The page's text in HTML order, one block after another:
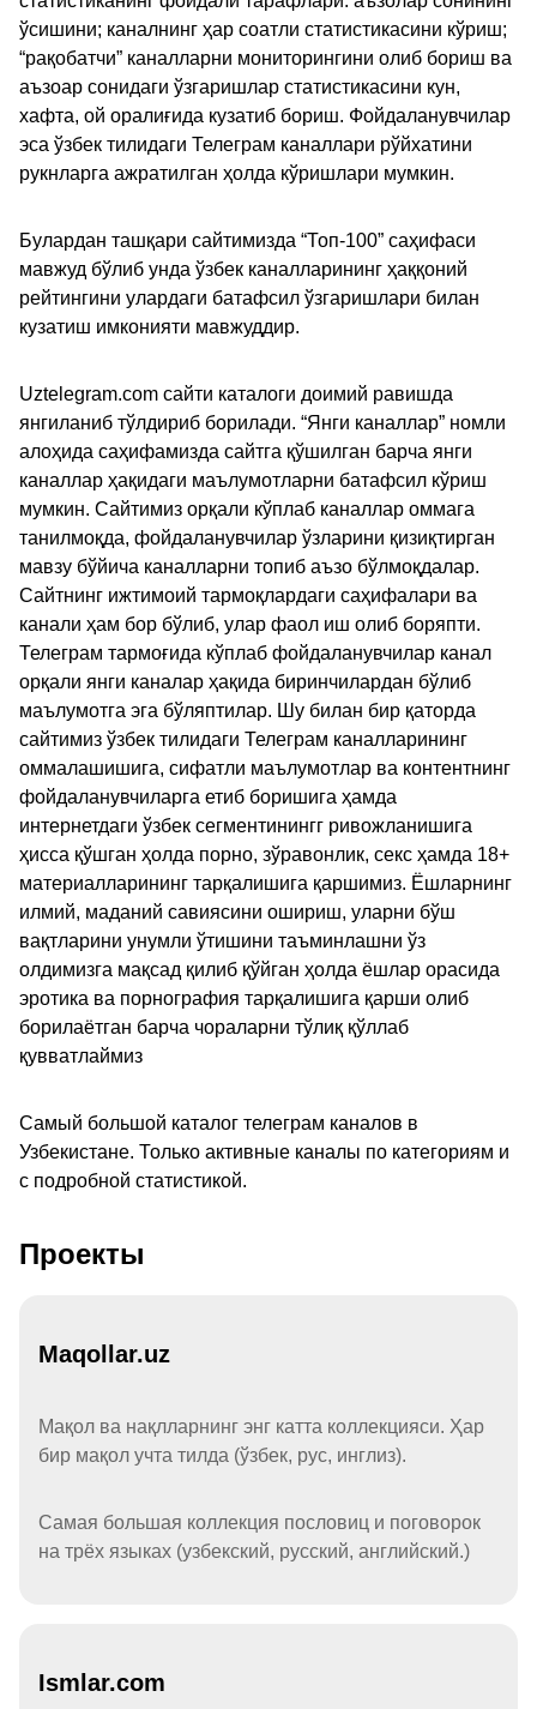
ўсишини; каналнинг ҳар соатли статистикасини кўриш;
“рақобатчи” каналларни мониторингини олиб бориш ва
аъзоар сонидаги ўзгаришлар статистикасини кун,
хафта, ой оралиғида кузатиб бориш. Фойдаланувчилар
эса ўзбек тилидаги Телеграм каналлари рўйхатини
рукнларга ажратилган ҳолда кўришлари мумкин.
Булардан ташқари сайтимизда “Топ-100” саҳифаси
мавжуд бўлиб унда ўзбек каналларининг ҳаққоний
рейтингини улардаги батафсил ўзгаришлари билан
кузатиш имконияти мавжуддир.
Uztelegram.com сайти каталоги доимий равишда
янгиланиб тўлдириб борилади. “Янги каналлар” номли
алоҳида саҳифамизда сайтга қўшилган барча янги
каналлар ҳақидаги маълумотларни батафсил кўриш
мумкин. Сайтимиз орқали кўплаб каналлар оммага
танилмоқда, фойдаланувчилар ўзларини қизиқтирган
мавзу бўйича каналларни топиб аъзо бўлмоқдалар.
Сайтнинг ижтимоий тармоқлардаги саҳифалари ва
канали ҳам бор бўлиб, улар фаол иш олиб боряпти.
Телеграм тармоғида кўплаб фойдаланувчилар канал
орқали янги каналар ҳақида биринчилардан бўлиб
маълумотга эга бўляптилар. Шу билан бир қаторда
сайтимиз ўзбек тилидаги Телеграм каналларининг
оммалашишига, сифатли маълумотлар ва контентнинг
фойдаланувчиларга етиб боришига ҳамда
интернетдаги ўзбек сегментинингг ривожланишига
ҳисса қўшган ҳолда порно, зўравонлик, секс ҳамда 18+
материалларининг тарқалишига қаршимиз. Ёшларнинг
илмий, маданий савиясини ошириш, уларни бўш
вақтларини унумли ўтишини таъминлашни ўз
олдимизга мақсад қилиб қўйган ҳолда ёшлар орасида
эротика ва порнография тарқалишига қарши олиб
борилаётган барча чораларни тўлиқ қўллаб
қувватлаймиз
Самый большой каталог телеграм каналов в
Узбекистане. Только активные каналы по категориям и
с подробной статистикой.
Проекты
Maqollar.uz
Мақол ва нақлларнинг энг катта коллекцияси. Ҳар
бир мақол учта тилда (ўзбек, рус, инглиз).
Самая большая коллекция пословиц и поговорок
на трёх языках (узбекский, русский, английский.)
Ismlar.com